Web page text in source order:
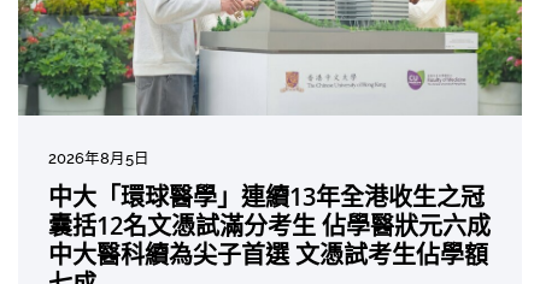
2026年8月5日
中大「環球醫學」連續13年全港收生之冠
囊括12名文憑試滿分考生 佔學醫狀元六成
中大醫科續為尖子首選 文憑試考生佔學額
2026年7月10日
中大研發「AI-OCT」系統助測糖尿黃斑水
腫 假陽性轉介個案銳減六成 縮短患者輪
候診症時間
2026年7月10日
中大黃秀娟教授獲頒中國工程界最高榮譽
「光華工程科技獎」 成為今屆醫藥衞生領
域唯一香港學者
2026年7月7日
中大新設「香港中文大學鳳凰獎學金」嘉
許公開試狀元 鼓勵學醫狀元走出課堂放眼
世界 裝備21世紀妙手仁醫
2026年6月29日
中大全新一站式PGT-Plus方案 精準辨識
傳統檢測中複雜基因異常「盲點」 降低人
工受孕流產及異常妊娠風險
2026年6月22日
中大發現青光眼治療新靶點 小鼠實驗證實
可恢復七成視力 有助開創嶄新神經保護療
法
2026年6月17日
中大成功拆解肝癌免疫治療耐藥性機制 揭
一種免疫細胞具「除廢餵食」新功能助癌
細胞耐藥性
2026年6月10日
中大與多名全球專家共同牽頭跨國肺癌研
究 逾半晚期ALK陽性肺癌病人七年無惡化
因特定基因異常而引起的肺癌有望變成
2026年6月5日
中大教授陳重娥獲頒「清野裕傑出領袖
獎」 成為本港首名學者榮膺亞洲糖尿病教
研最高榮譽
2026年6月2日
中大匯聚逾200位區域專家 探討私人醫療
保險如何推動全民健康覆蓋
2026年5月19日
中大張源津醫生成首位亞洲研究員 榮獲國
際泌尿科權威獎項John K. Lattimer 講座
獎
2026年5月14日
中大取得「從實驗室到臨床應用」研究突
破 初步證實GLP-1藥物可改善嚴重中風康
復情況